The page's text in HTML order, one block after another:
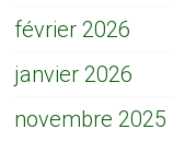
février 2026
janvier 2026
novembre 2025